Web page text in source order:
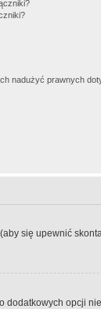
nadużyć prawnych
się upewnić
opcji